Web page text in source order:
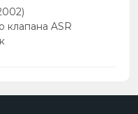
клапана ASR